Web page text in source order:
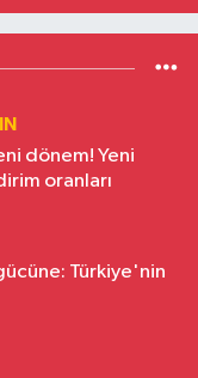
dönem! Yeni
oranları
Türkiye'nin